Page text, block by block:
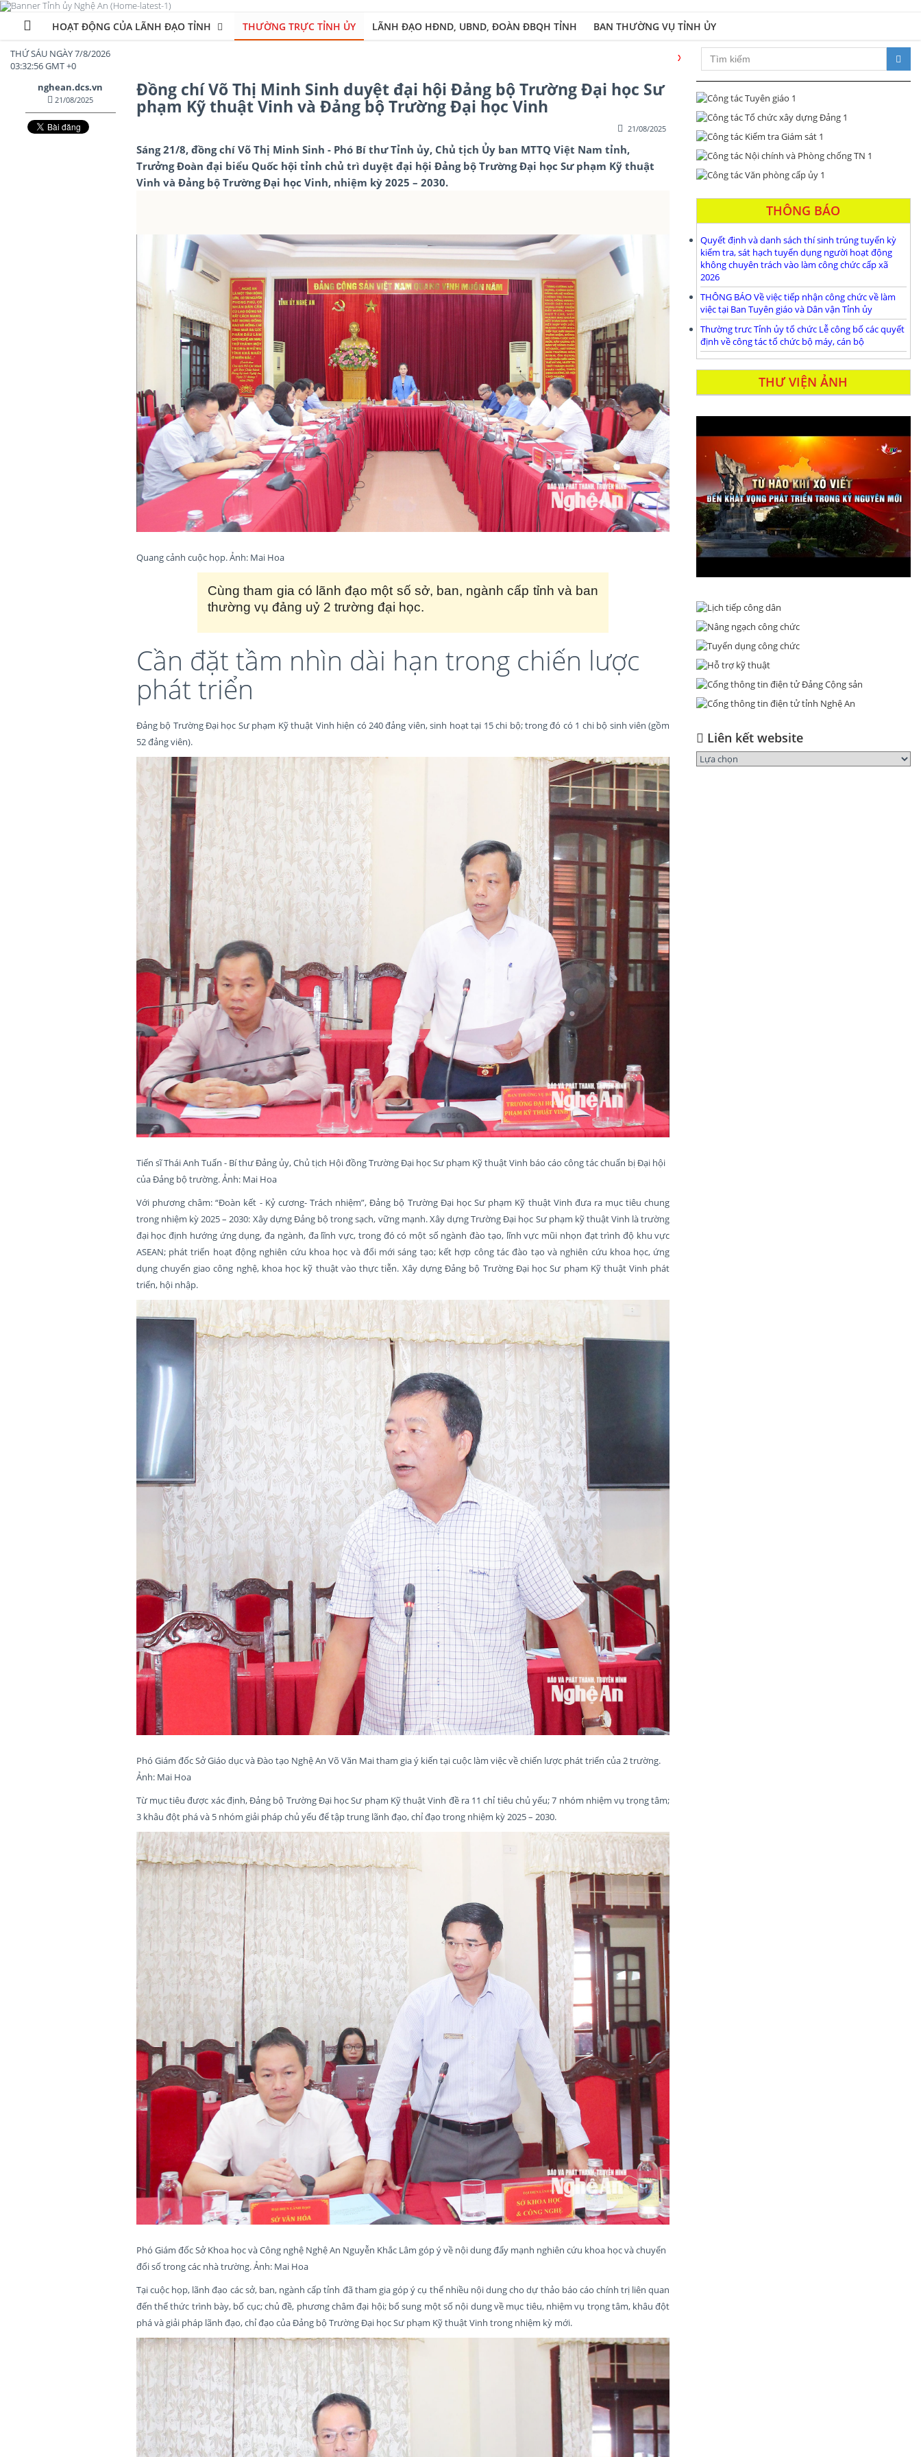
HOẠT ĐỘNG CỦA LÃNH ĐẠO TỈNH THƯỜNG TRỰC TỈNH ỦY LÃNH ĐẠO HĐND, UBND, ĐOÀN ĐBQH TỈNH BAN THƯỜNG VỤ TỈNH ỦY
THỨ SÁU NGÀY 7/8/2026
03:32:59 GMT +0
Xây dựng Đảng bộ và hệ thống chính trị trong sạch, vững mạnh; đổi mới
nghean.dcs.vn
21/08/2025 Đồng chí Võ Thị Minh Sinh duyệt đại hội Đảng bộ Trường Đại học Sư
phạm Kỹ thuật Vinh và Đảng bộ Trường Đại học Vinh
21/08/2025
Sáng 21/8, đồng chí Võ Thị Minh Sinh - Phó Bí thư Tỉnh ủy, Chủ tịch Ủy ban MTTQ Việt Nam tỉnh,
Trưởng Đoàn đại biểu Quốc hội tỉnh chủ trì duyệt đại hội Đảng bộ Trường Đại học Sư phạm Kỹ thuật
Vinh và Đảng bộ Trường Đại học Vinh, nhiệm kỳ 2025 – 2030.
Quang cảnh cuộc họp. Ảnh: Mai Hoa
Cùng tham gia có lãnh đạo một số sở, ban, ngành cấp tỉnh và ban
thường vụ đảng uỷ 2 trường đại học.
Cần đặt tầm nhìn dài hạn trong chiến lược
phát triển
Đảng bộ Trường Đại học Sư phạm Kỹ thuật Vinh hiện có 240 đảng viên, sinh hoạt tại 15 chi bộ; trong đó có 1 chi bộ sinh viên (gồm
52 đảng viên).
Tiến sĩ Thái Anh Tuấn - Bí thư Đảng ủy, Chủ tịch Hội đồng Trường Đại học Sư phạm Kỹ thuật Vinh báo cáo công tác chuẩn bị Đại hội
của Đảng bộ trường. Ảnh: Mai Hoa
Với phương châm: “Đoàn kết - Kỷ cương- Trách nhiệm”, Đảng bộ Trường Đại học Sư phạm Kỹ thuật Vinh đưa ra mục tiêu chung
trong nhiệm kỳ 2025 – 2030: Xây dựng Đảng bộ trong sạch, vững mạnh. Xây dựng Trường Đại học Sư phạm kỹ thuật Vinh là trường
đại học định hướng ứng dụng, đa ngành, đa lĩnh vực, trong đó có một số ngành đào tạo, lĩnh vực mũi nhọn đạt trình độ khu vực
ASEAN; phát triển hoạt động nghiên cứu khoa học và đổi mới sáng tạo; kết hợp công tác đào tạo và nghiên cứu khoa học, ứng
dụng chuyển giao công nghệ, khoa học kỹ thuật vào thực tiễn. Xây dựng Đảng bộ Trường Đại học Sư phạm Kỹ thuật Vinh phát
triển, hội nhập.
Phó Giám đốc Sở Giáo dục và Đào tạo Nghệ An Võ Văn Mai tham gia ý kiến tại cuộc làm việc về chiến lược phát triển của 2 trường.
Ảnh: Mai Hoa
Từ mục tiêu được xác định, Đảng bộ Trường Đại học Sư phạm Kỹ thuật Vinh đề ra 11 chỉ tiêu chủ yếu; 7 nhóm nhiệm vụ trọng tâm;
3 khâu đột phá và 5 nhóm giải pháp chủ yếu để tập trung lãnh đạo, chỉ đạo trong nhiệm kỳ 2025 – 2030.
Phó Giám đốc Sở Khoa học và Công nghệ Nghệ An Nguyễn Khắc Lâm góp ý về nội dung đẩy mạnh nghiên cứu khoa học và chuyển
đổi số trong các nhà trường. Ảnh: Mai Hoa
Tại cuộc họp, lãnh đạo các sở, ban, ngành cấp tỉnh đã tham gia góp ý cụ thể nhiều nội dung cho dự thảo báo cáo chính trị liên quan
đến thể thức trình bày, bố cục; chủ đề, phương châm đại hội; bổ sung một số nội dung về mục tiêu, nhiệm vụ trọng tâm, khâu đột
phá và giải pháp lãnh đạo, chỉ đạo của Đảng bộ Trường Đại học Sư phạm Kỹ thuật Vinh trong nhiệm kỳ mới.
THÔNG BÁO
Quyết định và danh sách thí sinh trúng tuyển kỳ
kiểm tra, sát hạch tuyển dụng người hoạt động
không chuyên trách vào làm công chức cấp xã
2026
THÔNG BÁO Về việc tiếp nhận công chức về làm
việc tại Ban Tuyên giáo và Dân vận Tỉnh ủy
Thường trưc Tỉnh ủy tổ chức Lễ công bố các quyết
định về công tác tổ chức bộ máy, cán bộ
THƯ VIỆN ẢNH
Liên kết website